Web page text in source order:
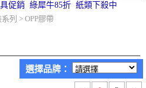
促銷 綠犀牛85折 紙類下殺中
列 > OPP膠帶
選擇品牌：